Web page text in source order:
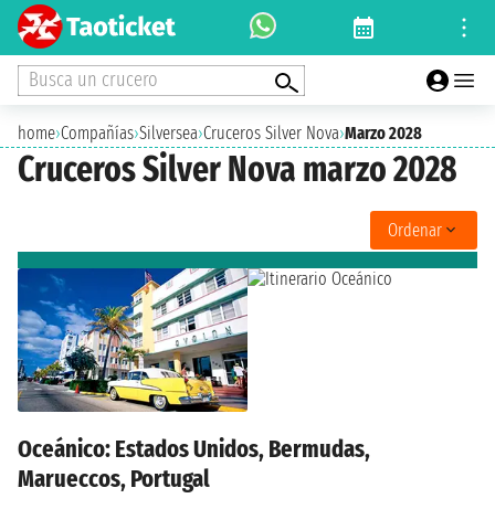
Busca un crucero
home›Compañías›Silversea›Cruceros Silver Nova›Marzo 2028
Cruceros Silver Nova marzo 2028
Ordenar
Oceánico: Estados Unidos, Bermudas,
Marueccos, Portugal